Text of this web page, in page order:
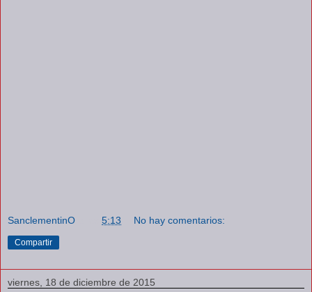
SanclementinO 5:13 No hay comentarios:
Compartir
viernes, 18 de diciembre de 2015